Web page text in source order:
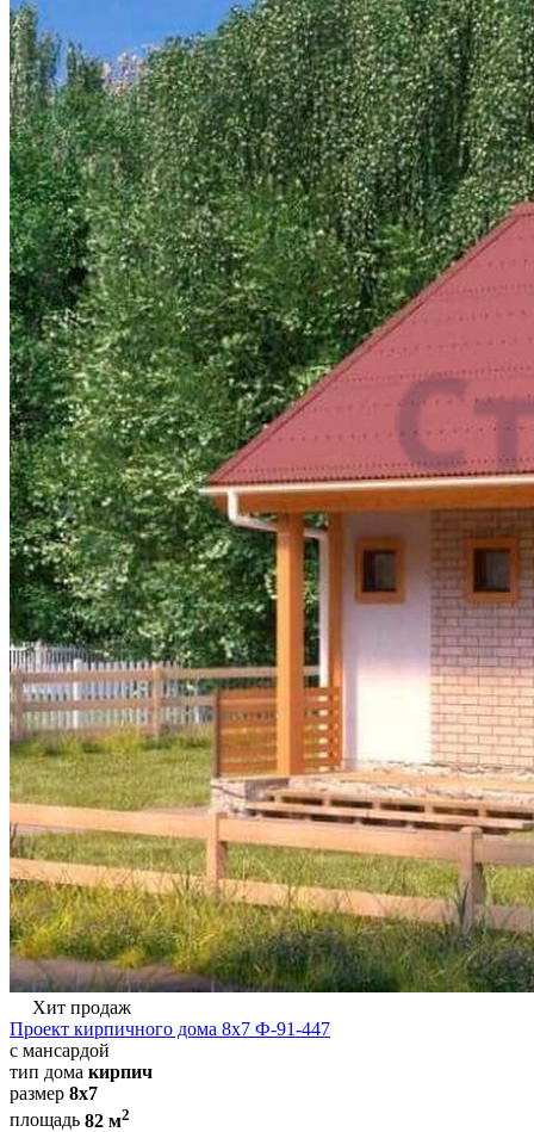
Хит продаж
Проект кирпичного дома 8х7 Ф-91-447
с мансардой
тип дома кирпич
размер 8х7
площадь 82 м2